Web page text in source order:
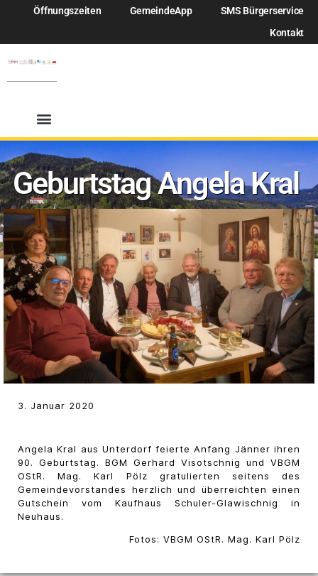
Öffnungszeiten GemeindeApp
SMS Bürgerservice
Kontakt
Geburtstag Angela Kral
3. Januar 2020
Angela Kral aus Unterdorf feierte Anfang Jänner ihren
90. Geburtstag. BGM Gerhard Visotschnig und VBGM
OStR. Mag. Karl Pölz gratulierten seitens des
Gemeindevorstandes herzlich und überreichten einen
Gutschein vom Kaufhaus Schuler-Glawischnig in
Neuhaus.
Fotos: VBGM OStR. Mag. Karl Pölz